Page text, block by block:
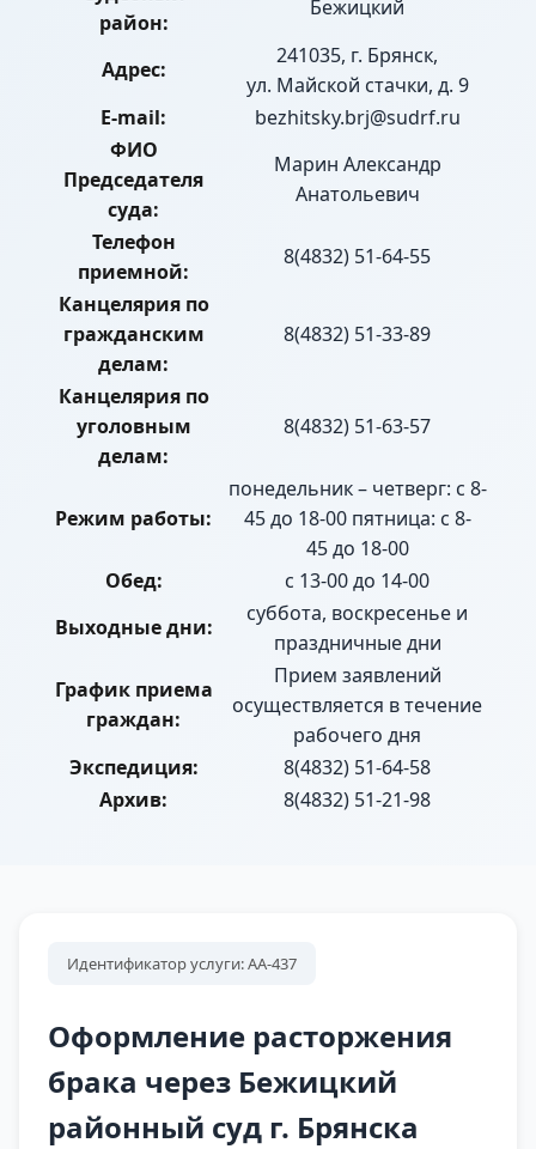
район:
Бежицкий
Адрес:
241035, г. Брянск,
ул. Майской стачки, д. 9
E-mail:
bezhitsky.brj@sudrf.ru
ФИО
Председателя
суда:
Марин Александр
Анатольевич
Телефон
приемной:
8(4832) 51-64-55
Канцелярия по
гражданским
делам:
8(4832) 51-33-89
Канцелярия по
уголовным
делам:
8(4832) 51-63-57
Режим работы:
понедельник – четверг: с 8-
45 до 18-00 пятница: с 8-
45 до 18-00
Обед:
с 13-00 до 14-00
Выходные дни:
суббота, воскресенье и
праздничные дни
График приема
граждан:
Прием заявлений
осуществляется в течение
рабочего дня
Экспедиция:
8(4832) 51-64-58
Архив:
8(4832) 51-21-98
Идентификатор услуги: АА-437
Оформление расторжения
брака через Бежицкий
районный суд г. Брянска